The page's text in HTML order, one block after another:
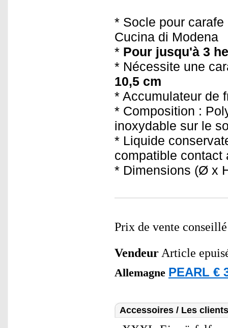
* Socle pour
Cucina di Modena
* Pour jusqu'à 3
* Nécessite une
10,5 cm
* Accumulateur de
* Composition :
inoxydable sur le
* Liquide
compatible contact
* Dimensions (Ø x
Prix de vente
Vendeur Article
Allemagne PEARL €
Accessoires / Les